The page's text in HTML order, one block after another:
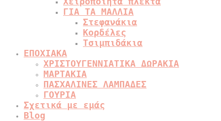
ΓΙΑ ΤΑ ΜΑΛΛΙΑ
Στεφανάκια
Κορδέλες
Τσιμπιδάκια
ΕΠΟΧΙΑΚΑ
ΧΡΙΣΤΟΥΓΕΝΝΙΑΤΙΚΑ ΔΩΡΑΚΙΑ
ΜΑΡΤΑΚΙΑ
ΠΑΣΧΑΛΙΝΕΣ ΛΑΜΠΑΔΕΣ
ΓΟΥΡΙΑ
Σχετικά με εμάς
Blog